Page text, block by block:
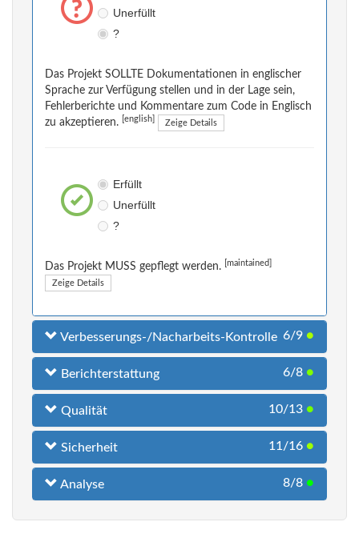
Unerfüllt
?
Das Projekt SOLLTE Dokumentationen in englischer
Sprache zur Verfügung stellen und in der Lage sein,
Fehlerberichte und Kommentare zum Code in Englisch
zu akzeptieren.
[english] Zeige Details
Erfüllt
Unerfüllt
?
Das Projekt MUSS gepflegt werden. [maintained]
Zeige Details
Verbesserungs-/Nacharbeits-Kontrolle 6/9 ●
Berichterstattung 6/8 ●
Qualität 10/13 ●
Sicherheit 11/16 ●
Analyse 8/8 ●